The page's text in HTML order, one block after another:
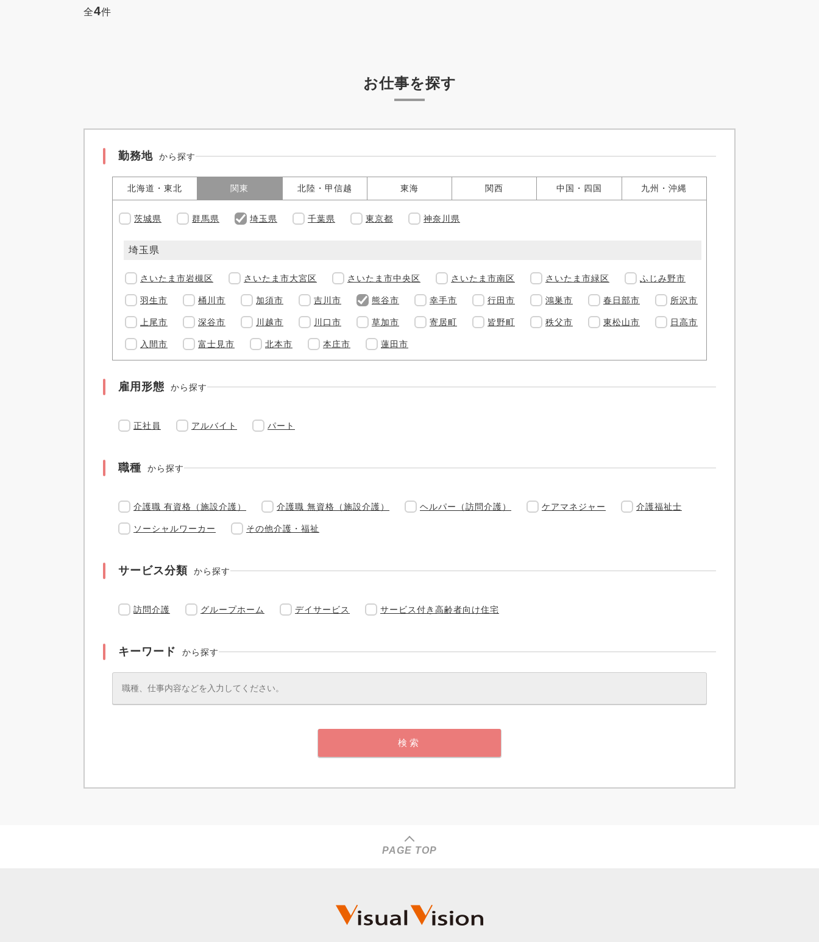
全4件
お仕事を探す
勤務地 から探す
北海道・東北 関東 北陸・甲信越 東海 関西 中国・四国 九州・沖縄
茨城県 群馬県 埼玉県 千葉県 東京都 神奈川県
埼玉県
さいたま市岩槻区 さいたま市大宮区 さいたま市中央区 さいたま市南区 さいたま市緑区 ふじみ野市
羽生市 桶川市 加須市 吉川市 熊谷市 幸手市 行田市 鴻巣市 春日部市 所沢市
上尾市 深谷市 川越市 川口市 草加市 寄居町 皆野町 秩父市 東松山市 日高市
入間市 富士見市 北本市 本庄市 蓮田市
雇用形態 から探す
正社員 アルバイト パート
職種 から探す
介護職 有資格（施設介護） 介護職 無資格（施設介護） ヘルパー（訪問介護） ケアマネジャー 介護福祉士
ソーシャルワーカー その他介護・福祉
サービス分類 から探す
訪問介護 グループホーム デイサービス サービス付き高齢者向け住宅
キーワード から探す
PAGE TOP